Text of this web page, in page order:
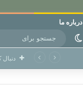
درباره ما
تغییر پوسته
دنبال